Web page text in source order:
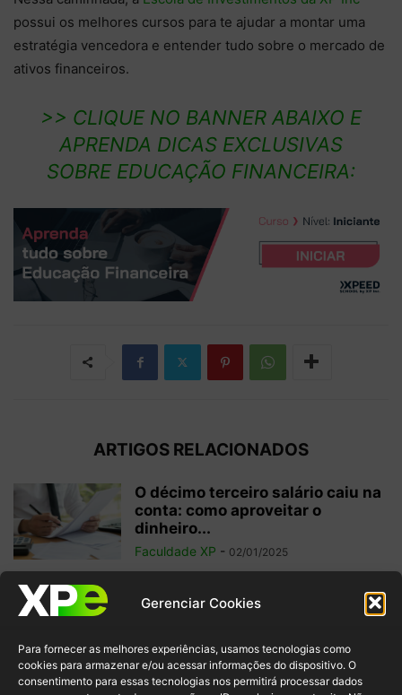
Gerenciar Cookies
Para fornecer as melhores experiências, usamos tecnologias como
cookies para armazenar e/ou acessar informações do dispositivo. O
consentimento para essas tecnologias nos permitirá processar dados
possui os melhores cursos para te ajudar a montar uma
estratégia vencedora e entender tudo sobre o mercado de
ativos financeiros.
>> CLIQUE NO BANNER ABAIXO E
APRENDA DICAS EXCLUSIVAS
SOBRE EDUCAÇÃO FINANCEIRA:
ARTIGOS RELACIONADOS
O décimo terceiro salário caiu na
conta: como aproveitar o
dinheiro...
Faculdade XP - 02/01/2025
Investimentos internacionais:
vale a pena investir fora do
Faculdade XP - 04/10/2024